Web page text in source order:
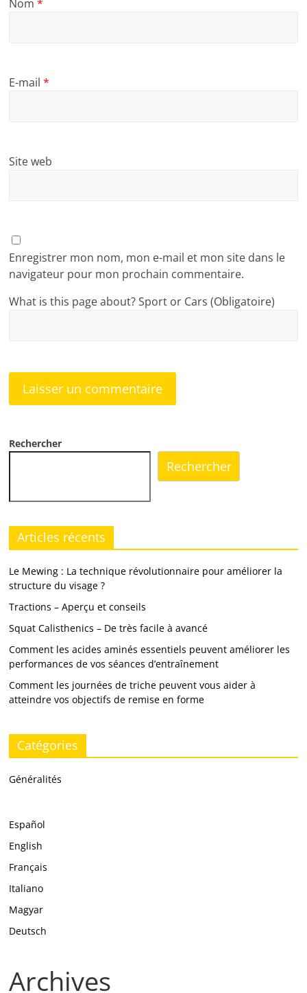
Nom*
E-mail*
Site web
Enregistrer mon nom, mon e-mail et mon site dans le
navigateur pour mon prochain commentaire.
What is this page about? Sport or Cars (Obligatoire)
Rechercher
Rechercher
Articles récents
Le Mewing : La technique révolutionnaire pour améliorer la
structure du visage ?
Tractions – Aperçu et conseils
Squat Calisthenics – De très facile à avancé
Comment les acides aminés essentiels peuvent améliorer les
performances de vos séances d’entraînement
Comment les journées de triche peuvent vous aider à
atteindre vos objectifs de remise en forme
Catégories
Généralités
Español
English
Français
Italiano
Magyar
Deutsch
Archives